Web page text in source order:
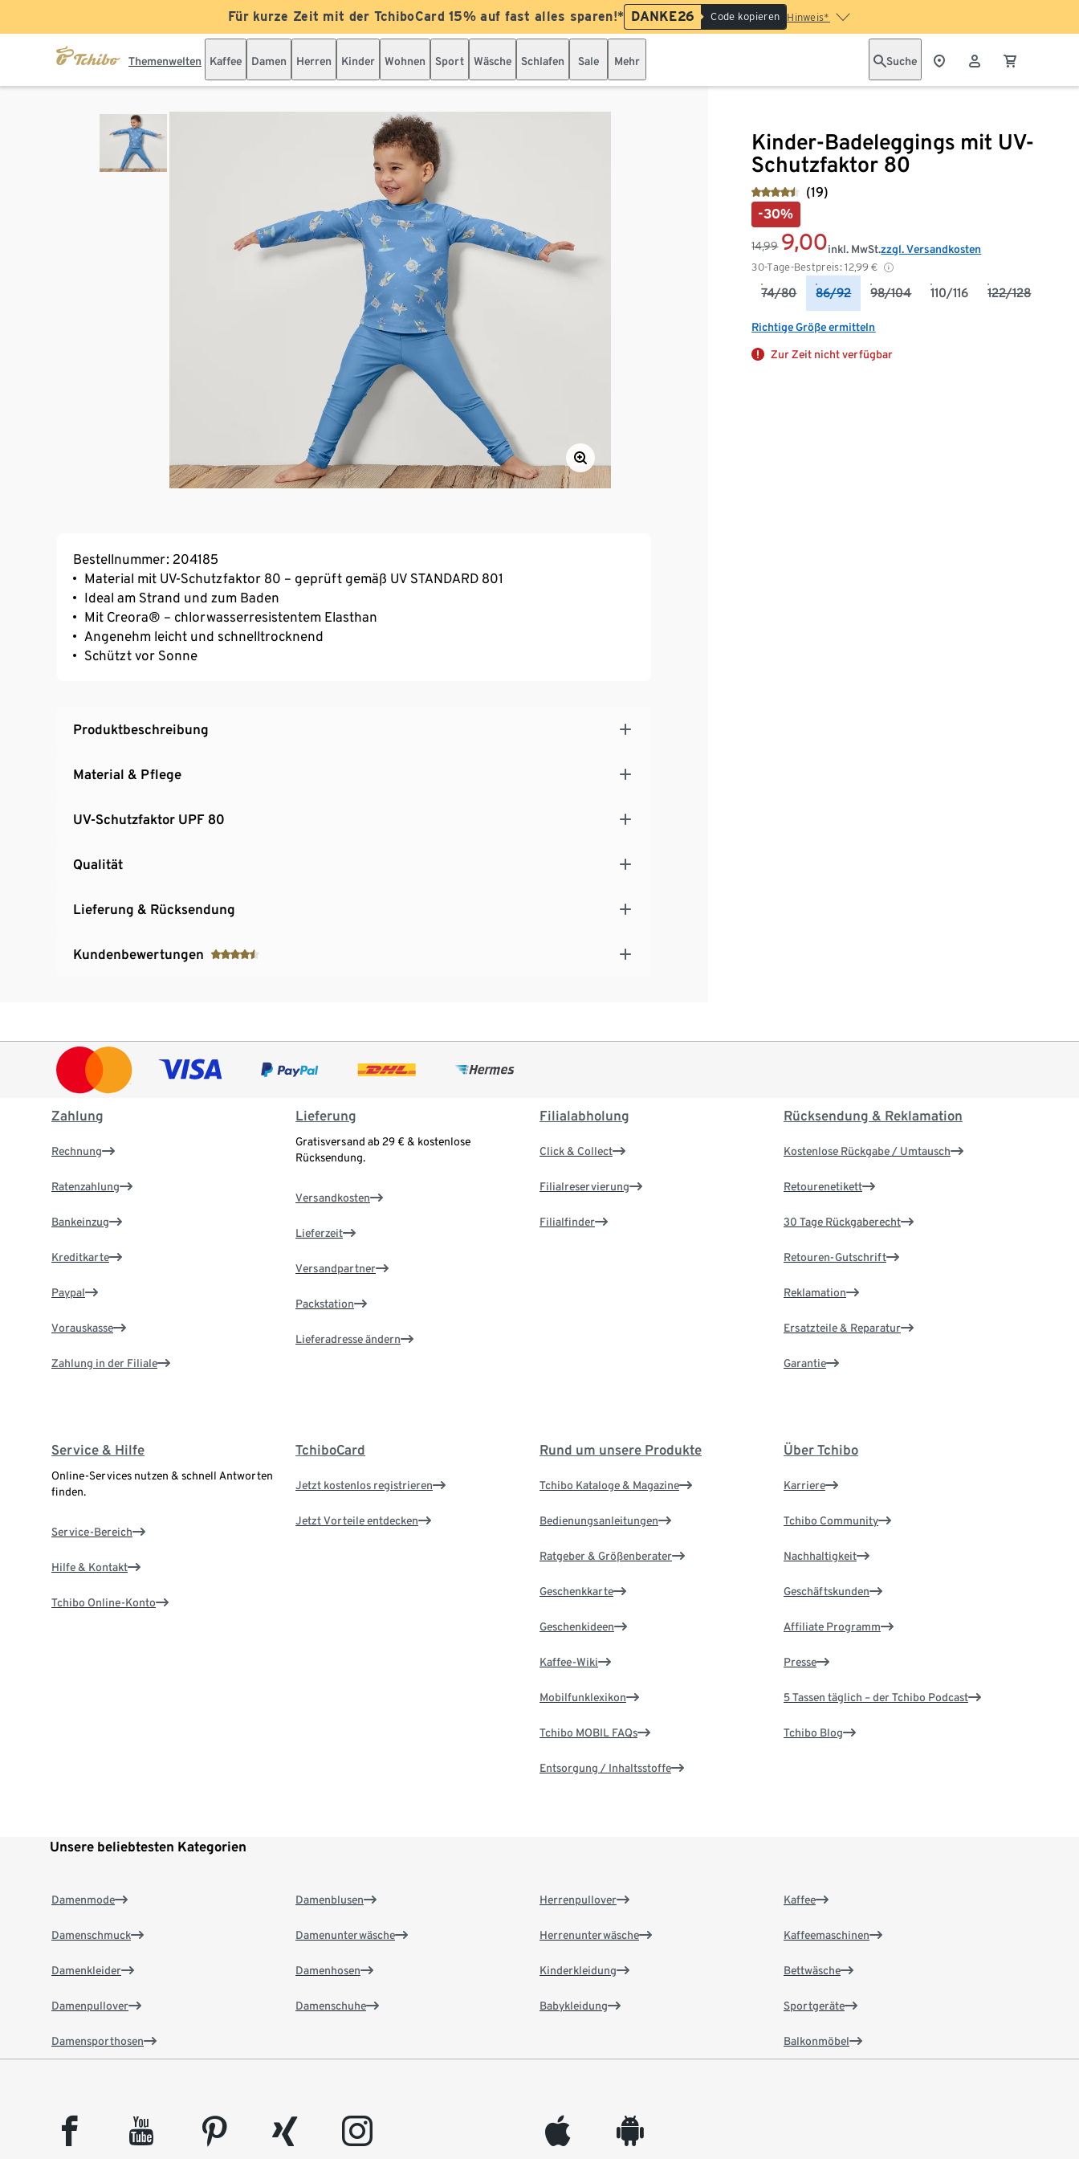
Für kurze Zeit mit der TchiboCard 15% auf fast alles sparen!* DANKE26 Code kopieren Hinweis*
Themenwelten Kaffee Damen Herren Kinder Wohnen Sport Wäsche Schlafen Sale Mehr Suche
Kinder-Badeleggings mit UV-
Schutzfaktor 80
(19)
-30%
14,99 9,00
30-Tage-Bestpreis: 12,99 €
inkl. MwSt.zzgl. Versandkosten
74/80 86/92 98/104 110/116 122/128
Richtige Größe ermitteln
Zur Zeit nicht verfügbar
Bestellnummer: 204185
Material mit UV-Schutzfaktor 80 – geprüft gemäß UV STANDARD 801
Ideal am Strand und zum Baden
Mit Creora® – chlorwasserresistentem Elasthan
Angenehm leicht und schnelltrocknend
Schützt vor Sonne
Produktbeschreibung
Material & Pflege
UV-Schutzfaktor UPF 80
Qualität
Lieferung & Rücksendung
Kundenbewertungen
Zahlung
Rechnung
Ratenzahlung
Bankeinzug
Kreditkarte
Paypal
Vorauskasse
Zahlung in der Filiale
Lieferung
Gratisversand ab 29 € & kostenlose
Rücksendung.
Versandkosten
Lieferzeit
Versandpartner
Packstation
Lieferadresse ändern
Filialabholung
Click & Collect
Filialreservierung
Filialfinder
Rücksendung & Reklamation
Kostenlose Rückgabe / Umtausch
Retourenetikett
30 Tage Rückgaberecht
Retouren-Gutschrift
Reklamation
Ersatzteile & Reparatur
Garantie
Service & Hilfe
Online-Services nutzen & schnell Antworten
finden.
Service-Bereich
Hilfe & Kontakt
Tchibo Online-Konto
TchiboCard
Jetzt kostenlos registrieren
Jetzt Vorteile entdecken
Rund um unsere Produkte
Tchibo Kataloge & Magazine
Bedienungsanleitungen
Ratgeber & Größenberater
Geschenkkarte
Geschenkideen
Kaffee-Wiki
Mobilfunklexikon
Tchibo MOBIL FAQs
Entsorgung / Inhaltsstoffe
Über Tchibo
Karriere
Tchibo Community
Nachhaltigkeit
Geschäftskunden
Affiliate Programm
Presse
5 Tassen täglich – der Tchibo Podcast
Tchibo Blog
Unsere beliebtesten Kategorien
Damenmode
Damenschmuck
Damenkleider
Damenpullover
Damensporthosen
Damenblusen
Damenunterwäsche
Damenhosen
Damenschuhe
Herrenpullover
Herrenunterwäsche
Kinderkleidung
Babykleidung
Kaffee
Kaffeemaschinen
Bettwäsche
Sportgeräte
Balkonmöbel
facebook youtube pinterest xing instagram appleinc android